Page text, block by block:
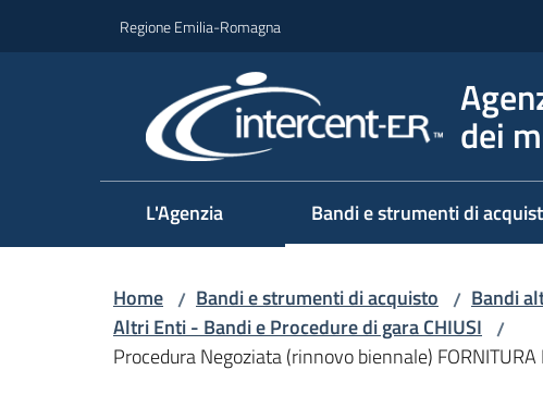
Regione Emilia-Romagna
dei
L'Agenzia Bandi e strumenti di
Home / Bandi e strumenti di acquisto / Bandi
Altri Enti - Bandi e Procedure di gara CHIUSI /
Procedura Negoziata (rinnovo biennale) FORNITURA